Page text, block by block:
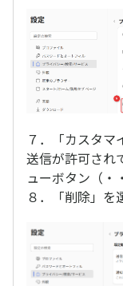
７．「カスタマ
送信が許可され
ューボタン（・
８．「削除」を